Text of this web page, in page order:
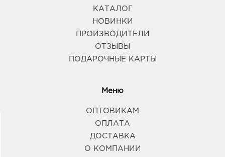
КАТАЛОГ
НОВИНКИ
ПРОИЗВОДИТЕЛИ
ОТЗЫВЫ
ПОДАРОЧНЫЕ КАРТЫ
Меню
ОПТОВИКАМ
ОПЛАТА
ДОСТАВКА
О КОМПАНИИ